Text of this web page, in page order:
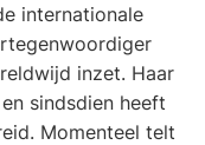
internationale
inzet. Haar
sindsdien heeft
Momenteel telt